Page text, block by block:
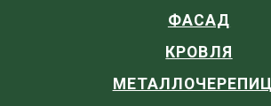
ФАСАД
КРОВЛЯ